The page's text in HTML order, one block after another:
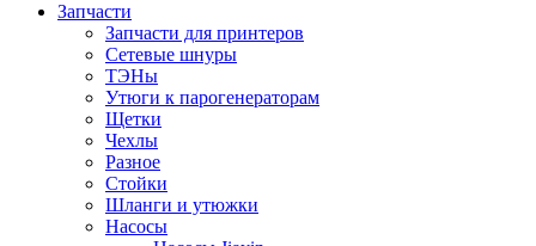
Запчасти
Запчасти для принтеров
Сетевые шнуры
ТЭНы
Утюги к парогенераторам
Щетки
Чехлы
Разное
Стойки
Шланги и утюжки
Насосы